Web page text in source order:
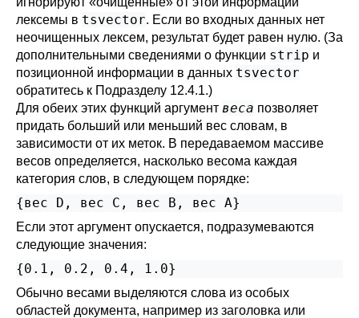
лексемы в tsvector. Если во входных данных нет
неочищенных лексем, результат будет равен нулю. (За
дополнительными сведениями о функции strip и
позиционной информации в данных tsvector
обратитесь к Подразделу 12.4.1.)
Для обеих этих функций аргумент веса позволяет
придать больший или меньший вес словам, в
зависимости от их меток. В передаваемом массиве
весов определяется, насколько весома каждая
категория слов, в следующем порядке:
Если этот аргумент опускается, подразумеваются
следующие значения:
{0.1, 0.2, 0.4, 1.0}
Обычно весами выделяются слова из особых
областей документа, например из заголовка или